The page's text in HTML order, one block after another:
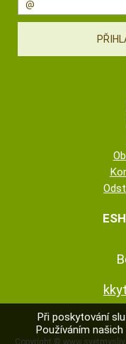
Při poskytování
Používáním